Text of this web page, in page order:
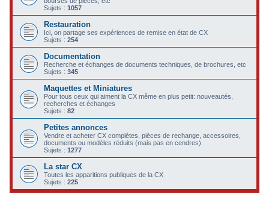
Sujets :1057
Restauration
Ici, on partage ses expériences de remise en état de CX
Sujets :254
Documentation
Recherche et échanges de documents techniques, de brochures, etc
Sujets :345
Maquettes et Miniatures
Pour tous ceux qui aiment la CX même en plus petit: nouveautés,
recherches et échanges
Sujets :82
Petites annonces
Vendre et acheter CX complètes, pièces de rechange, accessoires,
documents ou modèles réduits (mais pas en cendres)
Sujets :1277
La star CX
Toutes les apparitions publiques de la CX
Sujets :225